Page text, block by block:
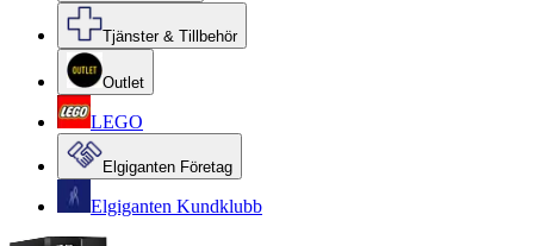
Tjänster & Tillbehör
Outlet
LEGO
Elgiganten Företag
Elgiganten Kundklubb